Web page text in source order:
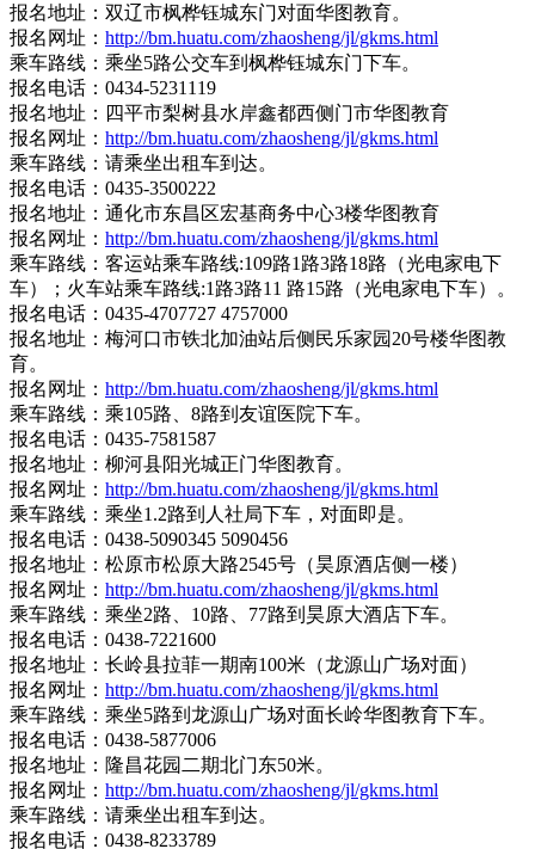
报名地址：双辽市枫桦钰城东门对面华图教育。
报名网址： http://bm.huatu.com/zhaosheng/jl/gkms.html
乘车路线：乘坐5路公交车到枫桦钰城东门下车。
报名电话：0434-5231119
报名地址：四平市梨树县水岸鑫都西侧门市华图教育
报名网址： http://bm.huatu.com/zhaosheng/jl/gkms.html
乘车路线：请乘坐出租车到达。
报名电话：0435-3500222
报名地址：通化市东昌区宏基商务中心3楼华图教育
报名网址： http://bm.huatu.com/zhaosheng/jl/gkms.html
乘车路线：客运站乘车路线:109路1路3路18路（光电家电下
车）；火车站乘车路线:1路3路11 路15路（光电家电下车）。
报名电话：0435-4707727 4757000
报名地址：梅河口市铁北加油站后侧民乐家园20号楼华图教
育。
报名网址： http://bm.huatu.com/zhaosheng/jl/gkms.html
乘车路线：乘105路、8路到友谊医院下车。
报名电话：0435-7581587
报名地址：柳河县阳光城正门华图教育。
报名网址： http://bm.huatu.com/zhaosheng/jl/gkms.html
乘车路线：乘坐1.2路到人社局下车，对面即是。
报名电话：0438-5090345 5090456
报名地址：松原市松原大路2545号（昊原酒店侧一楼）
报名网址： http://bm.huatu.com/zhaosheng/jl/gkms.html
乘车路线：乘坐2路、10路、77路到昊原大酒店下车。
报名电话：0438-7221600
报名地址：长岭县拉菲一期南100米（龙源山广场对面）
报名网址： http://bm.huatu.com/zhaosheng/jl/gkms.html
乘车路线：乘坐5路到龙源山广场对面长岭华图教育下车。
报名电话：0438-5877006
报名地址：隆昌花园二期北门东50米。
报名网址： http://bm.huatu.com/zhaosheng/jl/gkms.html
乘车路线：请乘坐出租车到达。
报名电话：0438-8233789